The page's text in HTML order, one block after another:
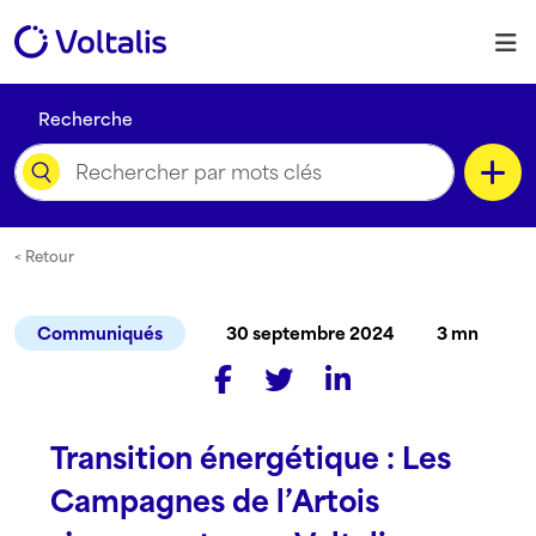
Recherche
Type de contenu
Langue
< Retour
Communiqués 30 septembre 2024 3 mn
Transition énergétique : Les
Campagnes de l’Artois